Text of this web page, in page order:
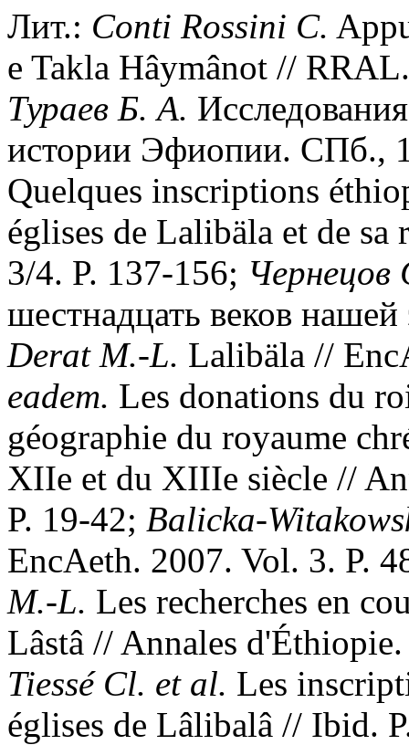
Лит.: Conti Rossini C.
e Takla Hâymânot //
Тураев Б. А.
истории Эфиопии. СПб.,
Quelques inscriptions
églises de Lalibäla et de
3/4. P. 137-156; Чернецов
шестнадцать веков
Derat M.-L. Lalibäla //
eadem. Les donations du
géographie du royaume
XIIe et du XIIIe siècle //
P. 19-42; Balicka-
EncAeth. 2007. Vol. 3. P.
M.-L. Les recherches en
Lâstâ // Annales
TiesséCl. et al. Les
églises de Lâlibalâ // Ibid.